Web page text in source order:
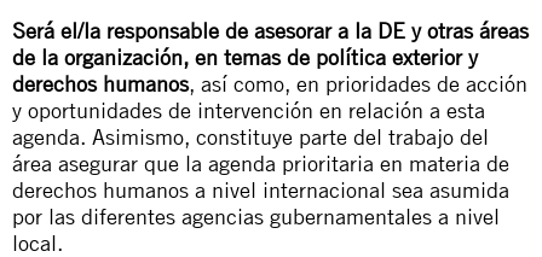
Será el/la responsable de asesorar a la DE y otras áreas
de la organización, en temas de política exterior y
derechos humanos, así como, en prioridades de acción
y oportunidades de intervención en relación a esta
agenda. Asimismo, constituye parte del trabajo del
área asegurar que la agenda prioritaria en materia de
derechos humanos a nivel internacional sea asumida
por las diferentes agencias gubernamentales a nivel
local.